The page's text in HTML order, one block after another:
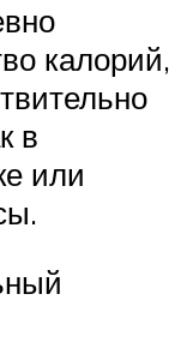
калорий,
в
или